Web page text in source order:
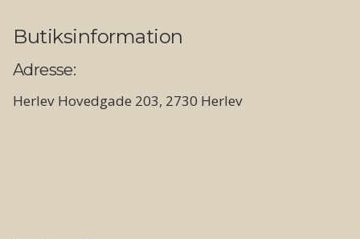
Butiksinformation
Adresse:
Herlev Hovedgade 203, 2730 Herlev